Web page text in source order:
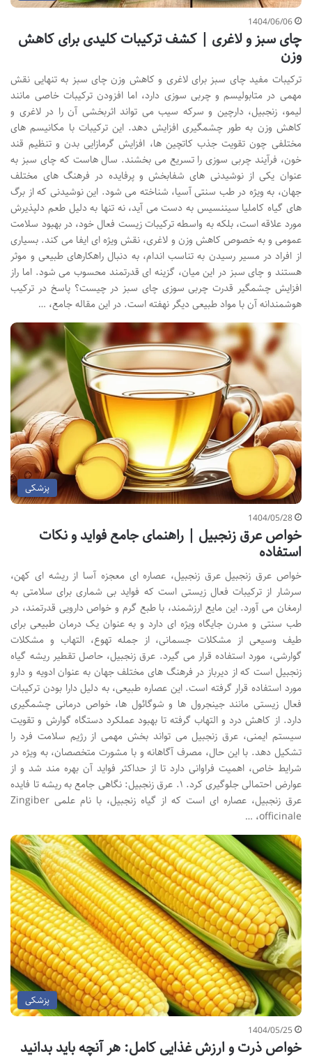
1404/06/06
چای سبز و لاغری | کشف ترکیبات کلیدی برای کاهش
وزن
ترکیبات مفید چای سبز برای لاغری و کاهش وزن چای سبز به تنهایی نقش
مهمی در متابولیسم و چربی سوزی دارد، اما افزودن ترکیبات خاصی مانند
لیمو، زنجبیل، دارچین و سرکه سیب می تواند اثربخشی آن را در لاغری و
کاهش وزن به طور چشمگیری افزایش دهد. این ترکیبات با مکانیسم های
مختلفی چون تقویت جذب کاتچین ها، افزایش گرمازایی بدن و تنظیم قند
خون، فرآیند چربی سوزی را تسریع می بخشند. سال هاست که چای سبز به
عنوان یکی از نوشیدنی های شفابخش و پرفایده در فرهنگ های مختلف
جهان، به ویژه در طب سنتی آسیا، شناخته می شود. این نوشیدنی که از برگ
های گیاه کاملیا سیننسیس به دست می آید، نه تنها به دلیل طعم دلپذیرش
مورد علاقه است، بلکه به واسطه ترکیبات زیست فعال خود، در بهبود سلامت
عمومی و به خصوص کاهش وزن و لاغری، نقش ویژه ای ایفا می کند. بسیاری
از افراد در مسیر رسیدن به تناسب اندام، به دنبال راهکارهای طبیعی و موثر
هستند و چای سبز در این میان، گزینه ای قدرتمند محسوب می شود. اما راز
افزایش چشمگیر قدرت چربی سوزی چای سبز در چیست؟ پاسخ در ترکیب
هوشمندانه آن با مواد طبیعی دیگر نهفته است. در این مقاله جامع، …
پزشکی
1404/05/28
خواص عرق زنجبیل | راهنمای جامع فواید و نکات
استفاده
خواص عرق زنجبیل عرق زنجبیل، عصاره ای معجزه آسا از ریشه ای کهن،
سرشار از ترکیبات فعال زیستی است که فواید بی شماری برای سلامتی به
ارمغان می آورد. این مایع ارزشمند، با طبع گرم و خواص دارویی قدرتمند، در
طب سنتی و مدرن جایگاه ویژه ای دارد و به عنوان یک درمان طبیعی برای
طیف وسیعی از مشکلات جسمانی، از جمله تهوع، التهاب و مشکلات
گوارشی، مورد استفاده قرار می گیرد. عرق زنجبیل، حاصل تقطیر ریشه گیاه
زنجبیل است که از دیرباز در فرهنگ های مختلف جهان به عنوان ادویه و دارو
مورد استفاده قرار گرفته است. این عصاره طبیعی، به دلیل دارا بودن ترکیبات
فعال زیستی مانند جینجرول ها و شوگائول ها، خواص درمانی چشمگیری
دارد. از کاهش درد و التهاب گرفته تا بهبود عملکرد دستگاه گوارش و تقویت
سیستم ایمنی، عرق زنجبیل می تواند بخش مهمی از رژیم سلامت فرد را
تشکیل دهد. با این حال، مصرف آگاهانه و با مشورت متخصصان، به ویژه در
شرایط خاص، اهمیت فراوانی دارد تا از حداکثر فواید آن بهره مند شد و از
عوارض احتمالی جلوگیری کرد. ۱. عرق زنجبیل: نگاهی جامع به ریشه تا فایده
عرق زنجبیل، عصاره ای است که از گیاه زنجبیل، با نام علمی Zingiber
officinale، …
پزشکی
1404/05/25
خواص ذرت و ارزش غذایی کامل: هر آنچه باید بدانید